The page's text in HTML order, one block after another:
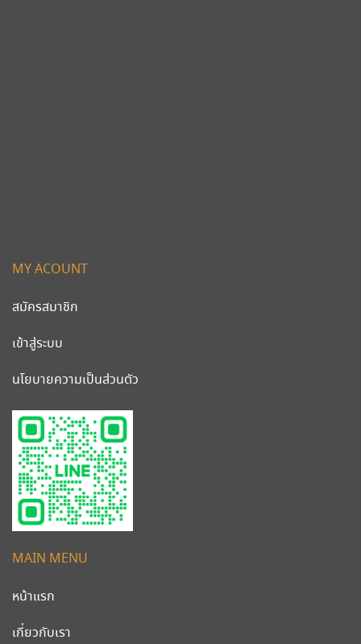
MAIN MENU
หน้าแรก
เกี่ยวกับเรา
MY ACOUNT
สมัครสมาชิก
เข้าสู่ระบบ
นโยบายความเป็นส่วนตัว